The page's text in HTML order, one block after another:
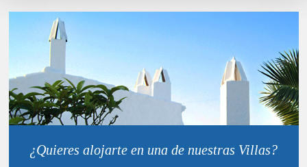
¿Quieres alojarte en una de nuestras Villas?